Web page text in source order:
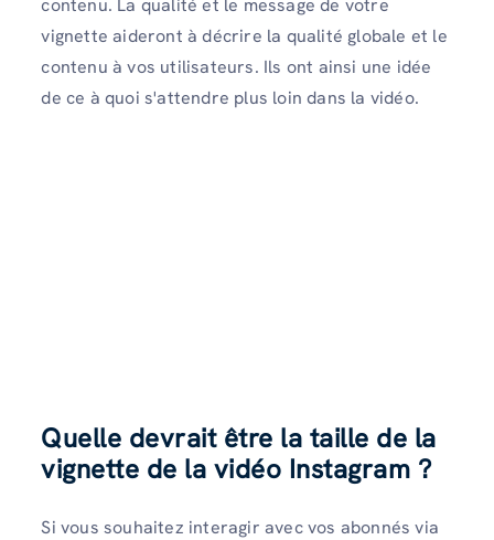
vignette aideront à décrire la qualité globale et le
contenu à vos utilisateurs. Ils ont ainsi une idée
de ce à quoi s'attendre plus loin dans la vidéo.
Quelle devrait être la taille de la
vignette de la vidéo Instagram ?
Si vous souhaitez interagir avec vos abonnés via